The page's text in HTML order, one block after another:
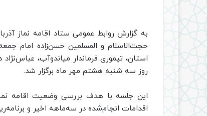
به گزارش روابط عمومی ستاد اقامه نماز
حجت‌الاسلام و المسلمین حسن‌زاده امام
استان، تیموری فرماندار میاندوآب،
روز سه شنبه هشتم مهر ماه برگزار شد.
این جلسه با هدف بررسی وضعیت اقامه
اقدامات انجام‌شده در سه‌ماهه اخیر و